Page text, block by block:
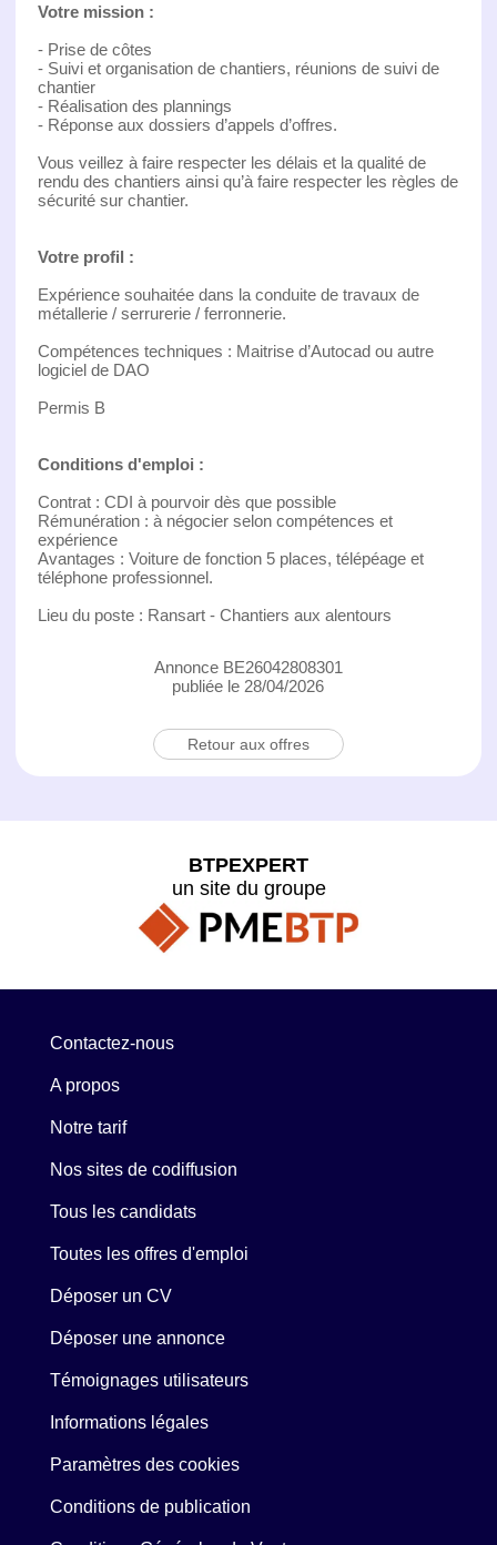
Votre mission :
- Prise de côtes
- Suivi et organisation de chantiers, réunions de suivi de
chantier
- Réalisation des plannings
- Réponse aux dossiers d’appels d’offres.
Vous veillez à faire respecter les délais et la qualité de
rendu des chantiers ainsi qu’à faire respecter les règles de
sécurité sur chantier.
Votre profil :
Expérience souhaitée dans la conduite de travaux de
métallerie / serrurerie / ferronnerie.
Compétences techniques : Maitrise d’Autocad ou autre
logiciel de DAO
Permis B
Conditions d'emploi :
Contrat : CDI à pourvoir dès que possible
Rémunération : à négocier selon compétences et
expérience
Avantages : Voiture de fonction 5 places, télépéage et
téléphone professionnel.
Lieu du poste : Ransart - Chantiers aux alentours
Annonce BE26042808301
publiée le 28/04/2026
Retour aux offres
BTPEXPERT
un site du groupe
Contactez-nous
A propos
Notre tarif
Nos sites de codiffusion
Tous les candidats
Toutes les offres d'emploi
Déposer un CV
Déposer une annonce
Témoignages utilisateurs
Informations légales
Paramètres des cookies
Conditions de publication